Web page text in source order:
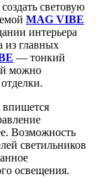
световую
MAG VIBE
интерьера
главных
— тонкий
можно
Возможность
светильников
освещения.